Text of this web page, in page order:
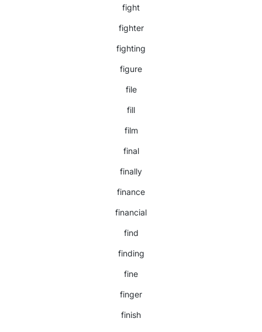
fight
fighter
fighting
figure
file
fill
film
final
finally
finance
financial
find
finding
fine
finger
finish